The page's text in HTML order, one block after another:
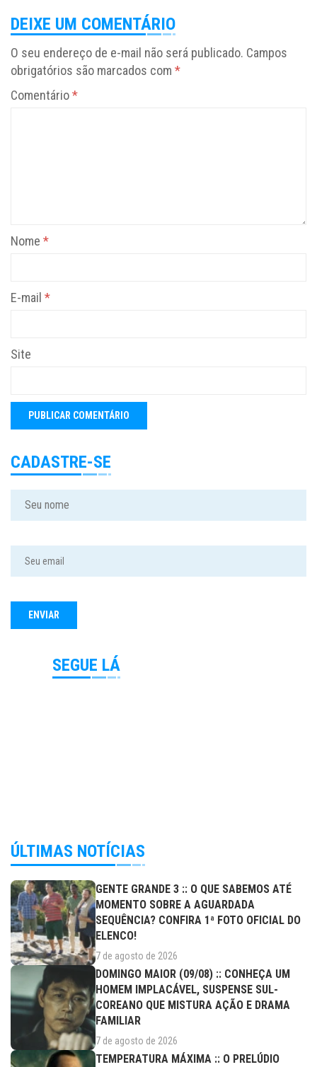
DEIXE UM COMENTÁRIO
O seu endereço de e-mail não será publicado. Campos
obrigatórios são marcados com *
Comentário*
Nome *
E-mail *
Site
CADASTRE-SE
SEGUE LÁ
ÚLTIMAS NOTÍCIAS
GENTE GRANDE 3 :: O QUE SABEMOS ATÉ
MOMENTO SOBRE A AGUARDADA
SEQUÊNCIA? CONFIRA 1ª FOTO OFICIAL DO
ELENCO!
7 de agosto de 2026
DOMINGO MAIOR (09/08) :: CONHEÇA UM
HOMEM IMPLACÁVEL, SUSPENSE SUL-
COREANO QUE MISTURA AÇÃO E DRAMA
FAMILIAR
7 de agosto de 2026
TEMPERATURA MÁXIMA :: O PRELÚDIO